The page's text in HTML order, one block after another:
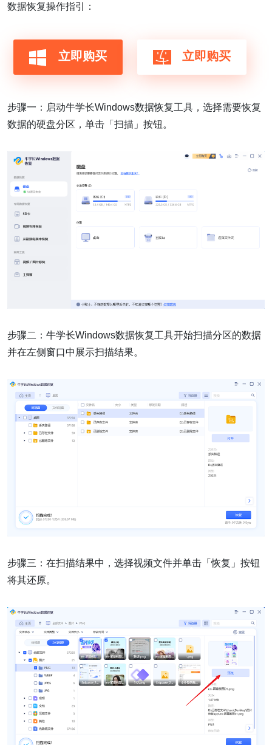
数据恢复操作指引：
立即购买 立即购买
步骤一：启动牛学长Windows数据恢复工具，选择需要恢复
数据的硬盘分区，单击「扫描」按钮。
步骤二：牛学长Windows数据恢复工具开始扫描分区的数据
并在左侧窗口中展示扫描结果。
步骤三：在扫描结果中，选择视频文件并单击「恢复」按钮
将其还原。